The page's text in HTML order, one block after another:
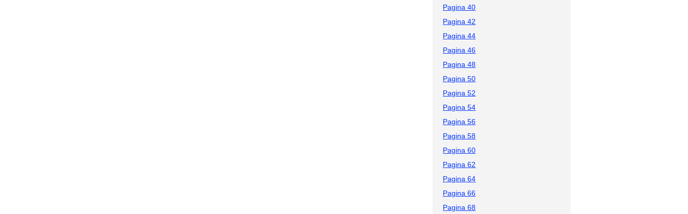
Pagina 40
Pagina 42
Pagina 44
Pagina 46
Pagina 48
Pagina 50
Pagina 52
Pagina 54
Pagina 56
Pagina 58
Pagina 60
Pagina 62
Pagina 64
Pagina 66
Pagina 68